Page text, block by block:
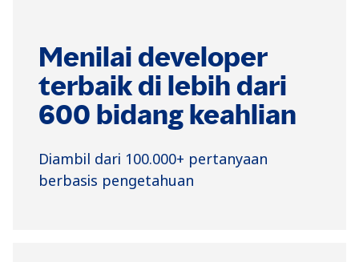
Menilai developer
terbaik di lebih dari
600 bidang keahlian
Diambil dari 100.000+ pertanyaan
berbasis pengetahuan